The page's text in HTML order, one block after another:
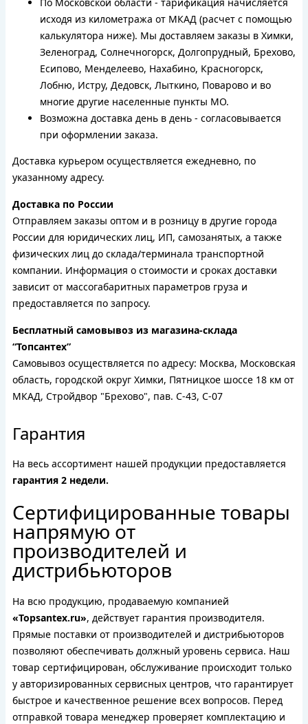
исходя из километража от МКАД (расчет с помощью
калькулятора ниже). Мы доставляем заказы в Химки,
Зеленоград, Солнечногорск, Долгопрудный, Брехово,
Есипово, Менделеево, Нахабино, Красногорск,
Лобню, Истру, Дедовск, Лыткино, Поварово и во
многие другие населенные пункты МО.
Возможна доставка день в день - согласовывается
при оформлении заказа.
Доставка курьером осуществляется ежедневно, по
указанному адресу.
Доставка по России
Отправляем заказы оптом и в розницу в другие города
России для юридических лиц, ИП, самозанятых, а также
физических лиц до склада/терминала транспортной
компании. Информация о стоимости и сроках доставки
зависит от массогабаритных параметров груза и
предоставляется по запросу.
Бесплатный самовывоз из магазина-склада
“Топсантех”
Самовывоз осуществляется по адресу: Москва, Московская
область, городской округ Химки, Пятницкое шоссе 18 км от
МКАД, Стройдвор "Брехово", пав. С-43, С-07
Гарантия
На весь ассортимент нашей продукции предоставляется
гарантия 2 недели.
Сертифицированные товары
напрямую от
производителей и
дистрибьюторов
На всю продукцию, продаваемую компанией
«Topsantex.ru», действует гарантия производителя.
Прямые поставки от производителей и дистрибьюторов
позволяют обеспечивать должный уровень сервиса. Наш
товар сертифицирован, обслуживание происходит только
у авторизированных сервисных центров, что гарантирует
быстрое и качественное решение всех вопросов. Перед
отправкой товара менеджер проверяет комплектацию и